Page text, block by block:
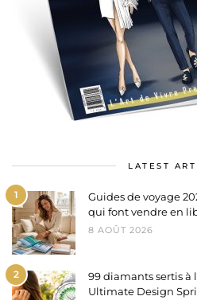
LATEST
1
Guides de voyage
qui font vendre en
8 AOÛT 2026
2
99 diamants sertis à
Ultimate Design